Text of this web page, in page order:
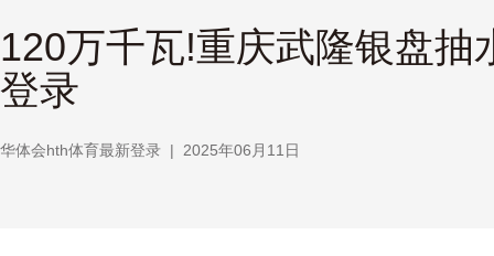
120万千瓦!重庆武隆银盘
登录
华体会hth体育最新登录 | 2025年06月11日